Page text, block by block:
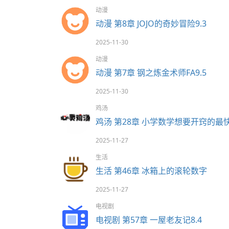
动漫
动漫 第8章 JOJO的奇妙冒险9.3
2025-11-30
动漫
动漫 第7章 钢之炼金术师FA9.5
2025-11-30
鸡汤
鸡汤 第28章 小学数学想要开窍的最
2025-11-27
生活
生活 第46章 冰箱上的‌滚轮数字
2025-11-27
电视剧
电视剧 第57章 一屋老友记8.4